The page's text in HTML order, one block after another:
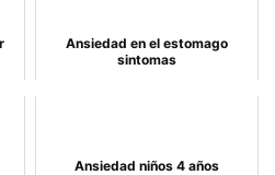
Ansiedad en el estomago
sintomas
Ansiedad niños 4 años